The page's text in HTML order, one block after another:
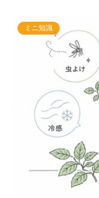
ミニ知識